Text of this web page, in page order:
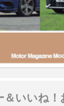
＆いいね！